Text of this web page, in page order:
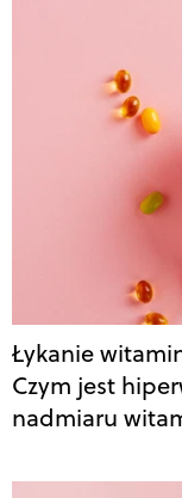
Łykanie
Czym jest
nadmiaru